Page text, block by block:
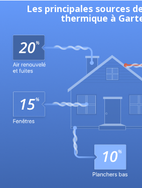
Les principales sources
thermique à